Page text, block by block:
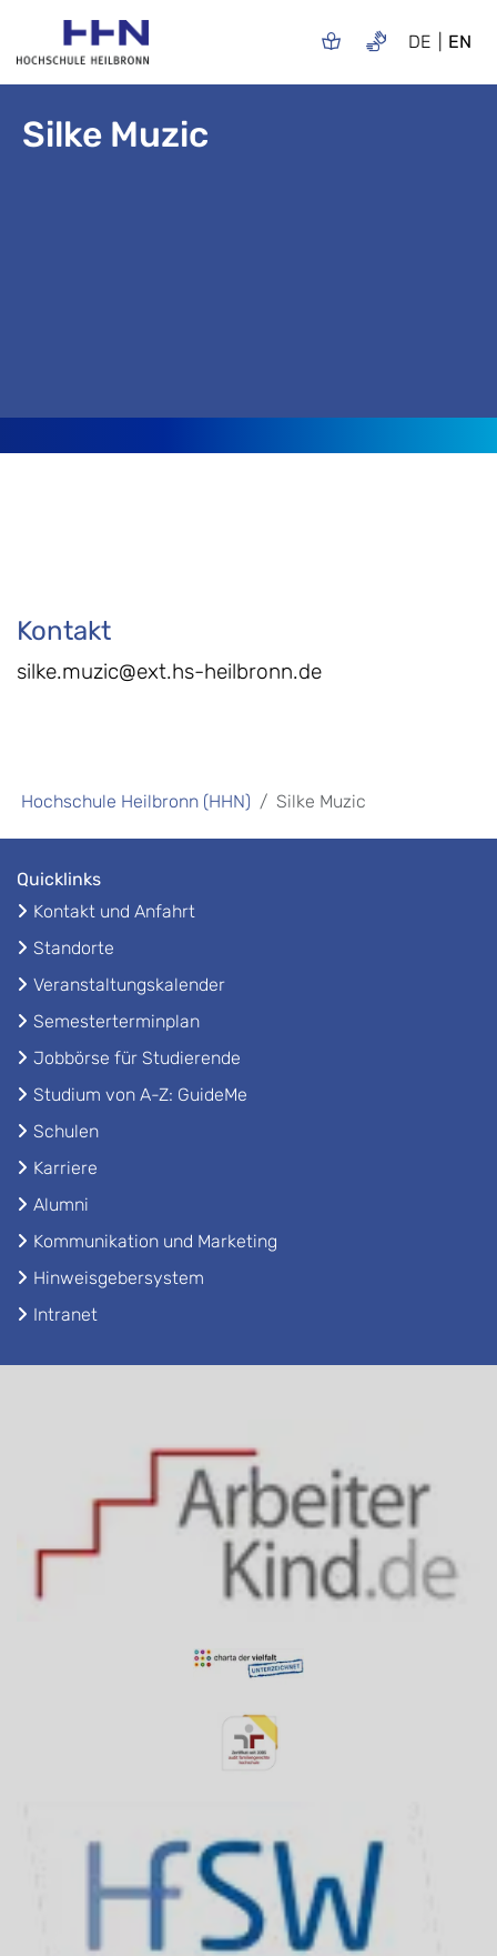
DE EN
Silke Muzic
Kontakt
silke.muzic@ext.hs-heilbronn.de
Hochschule Heilbronn (HHN) Silke Muzic
Quicklinks
Kontakt und Anfahrt
Standorte
Veranstaltungskalender
Semesterterminplan
Jobbörse für Studierende
Studium von A-Z: GuideMe
Schulen
Karriere
Alumni
Kommunikation und Marketing
Hinweisgebersystem
Intranet